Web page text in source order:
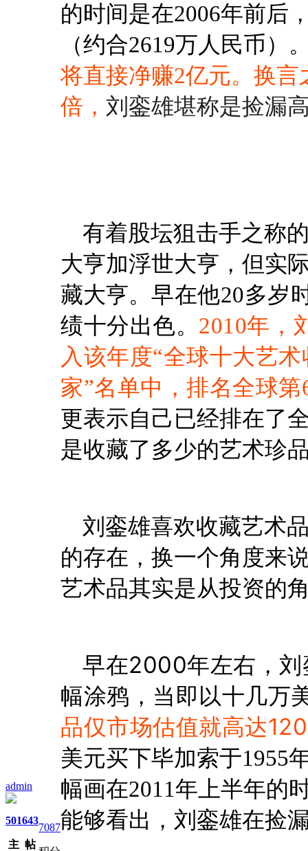
admin
501
主
643
帖
7087
的时间是在2006年前后
（约合2619万人民币）
将直接净赚2亿元。 换言
倍， 刘銮雄堪称是捡漏
有着股坛狙击手之称
大亨加浮世大亨，但实
藏大亨。 早在他20多岁
绩十分出色。 2010年，
入该年度“全球十大艺
家”名单中，排名全球第
更表示自己已经排在了
是收藏了多少的艺术珍
刘銮雄喜欢收藏艺术
的存在，换一个角度来
艺术品其实是从投资的
早在2000年左右，
幅涂鸦，当即以十几万
品仅市场估值就高达
美元买下毕加索于1955
幅画在2011年上半年的
能够看出，刘銮雄在捡